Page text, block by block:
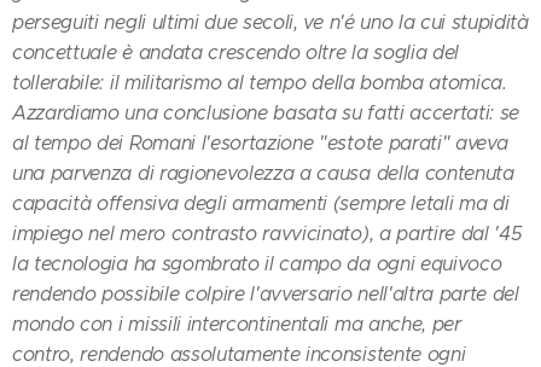
perseguiti negli ultimi due secoli, ve n'é uno la cui stupidità
concettuale è andata crescendo oltre la soglia del
tollerabile: il militarismo al tempo della bomba atomica.
Azzardiamo una conclusione basata su fatti accertati: se
al tempo dei Romani l'esortazione "estote parati" aveva
una parvenza di ragionevolezza a causa della contenuta
capacità offensiva degli armamenti (sempre letali ma di
impiego nel mero contrasto ravvicinato), a partire dal '45
la tecnologia ha sgombrato il campo da ogni equivoco
rendendo possibile colpire l'avversario nell'altra parte del
mondo con i missili intercontinentali ma anche, per
contro, rendendo assolutamente inconsistente ogni